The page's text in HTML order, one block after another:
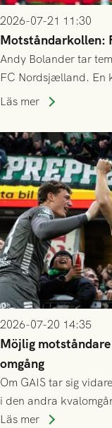
2026-07-21 11:30
Motståndarkollen:
Andy Bolander tar
FC Nordsjælland. En
publiksnitt, ett lag
Läs mer
2026-07-20 14:35
Möjlig
omgång
Om GAIS tar sig
i den andra
spelas den tredje
Läs mer